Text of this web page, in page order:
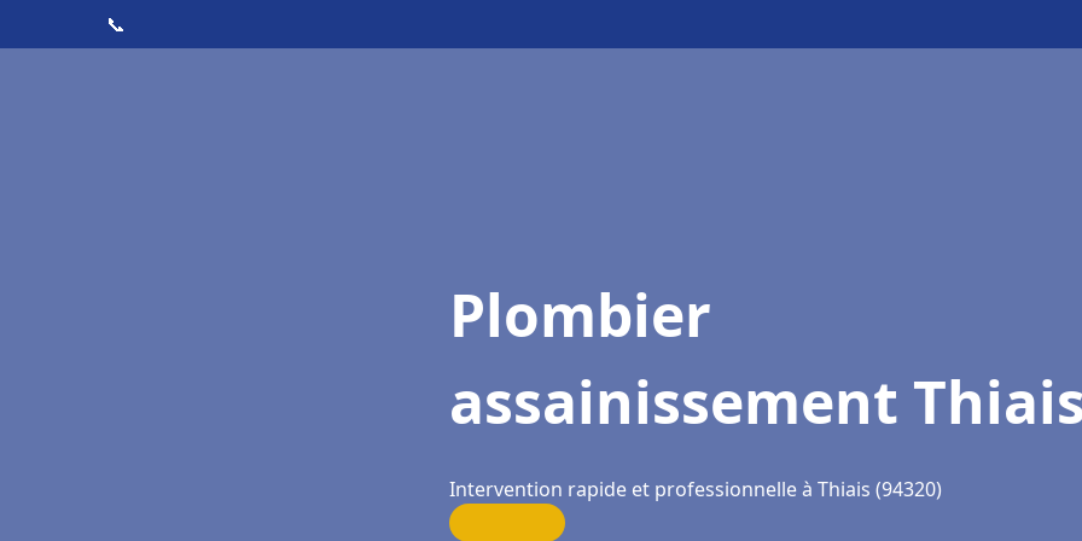
📞
Plombier
assainissement Thiais
Intervention rapide et professionnelle à Thiais (94320)